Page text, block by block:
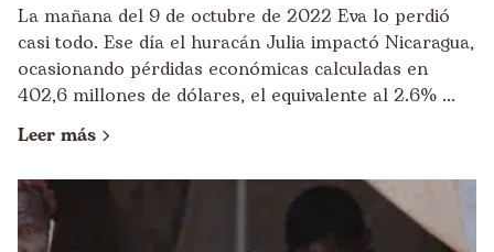
La mañana del 9 de octubre de 2022 Eva lo perdió
casi todo. Ese día el huracán Julia impactó Nicaragua,
ocasionando pérdidas económicas calculadas en
402,6 millones de dólares, el equivalente al 2.6% ...
Leer más